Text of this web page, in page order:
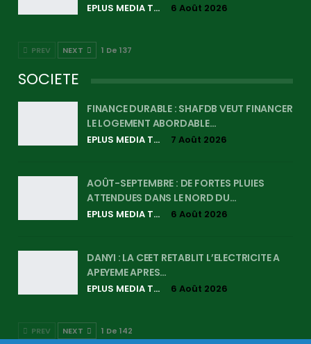
EPLUS MEDIA TV 6 Août 2026
PREV NEXT 1 De 137
SOCIETE
FINANCE DURABLE : SHAFDB VEUT FINANCER
LE LOGEMENT ABORDABLE…
EPLUS MEDIA TV 7 Août 2026
AOÛT-SEPTEMBRE : DE FORTES PLUIES
ATTENDUES DANS LE NORD DU…
EPLUS MEDIA TV 6 Août 2026
DANYI : LA CEET RETABLIT L’ELECTRICITE A
APEYEME APRES…
EPLUS MEDIA TV 6 Août 2026
PREV NEXT 1 De 142